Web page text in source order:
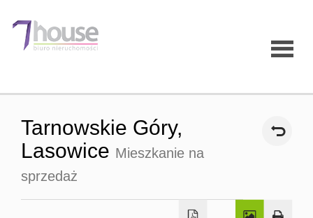
Strona
Tarnowskie Góry,
Lasowice Mieszkanie na
sprzedaż